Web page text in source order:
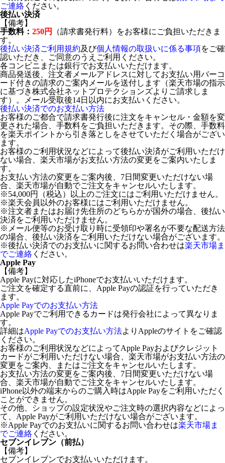
ご連絡 ください。
後払い決済
【備考】
手数料： 250円
（請求書発行料）をお客様にご負担いただきま
す。
後払い決済ご利用規約及び個人情報の取扱いに係る事項をご確
認いただき、ご同意のうえご利用ください。
各コンビニまたは銀行でお支払いいただけます。
商品発送後、注文者メールアドレスに対してお支払い用バーコ
ード付きの請求のご案内メールを送付します（楽天市場の指示
に基づき株式会社ネットプロテクションズよりご請求しま
す）。メール受取後14日以内にお支払いください。
後払い決済でのお支払い方法
お客様のご都合で請求書発行後に注文をキャンセル・金額を変
更された場合、手数料をご負担いただきます。その際、手数料
を楽天ポイントから引き落としをさせていただく場合がござい
ます。
お客様のご利用状況などによって後払い決済がご利用いただけ
ない場合、楽天市場がお支払い方法の変更をご案内いたしま
す。
お支払い方法の変更をご案内後、7日間変更いただけない場
合、楽天市場が自動でご注文をキャンセルいたします。
※54,000円（税込）以上のご注文にはご利用いただけません。
※楽天会員以外のお客様にはご利用いただけません。
※注文者またはお届け先住所のどちらかが国外の場合、後払い
決済をご利用いただけません。
※メール便等のお受け取り時に受領印や署名が不要な配送方法
の場合、後払い決済をご利用いただけない場合がございます。
※後払い決済でのお支払いに関するお問い合わせは楽天市場ま
でご連絡 ください。
Apple Pay
【備考】
Apple Payに対応したiPhoneでお支払いいただけます。
ご注文を確定する直前に、Apple Payの認証を行っていただき
ます。
Apple Payでのお支払い方法
Apple Payでご利用できるカードは発行会社によって異なりま
す。
詳細はApple Payでのお支払い方法よりAppleのサイトをご確認
ください。
お客様のご利用状況などによってApple Payおよびクレジット
カードがご利用いただけない場合、楽天市場がお支払い方法の
変更をご案内、またはご注文をキャンセルいたします。
お支払い方法の変更をご案内後、7日間変更いただけない場
合、楽天市場が自動でご注文をキャンセルいたします。
iPhone以外の端末からのご購入時はApple Payをご利用いただく
ことができません。
その他、ショップの設定状況やご注文時の選択内容などによっ
て、Apple Payがご利用いただけない場合がございます。
※Apple Payでのお支払いに関するお問い合わせは楽天市場ま
でご連絡 ください。
セブンイレブン（前払）
【備考】
セブンイレブンでお支払いいただけます。